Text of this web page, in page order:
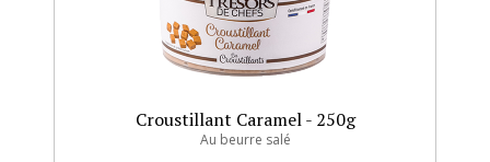
Croustillant Caramel - 250g
Au beurre salé